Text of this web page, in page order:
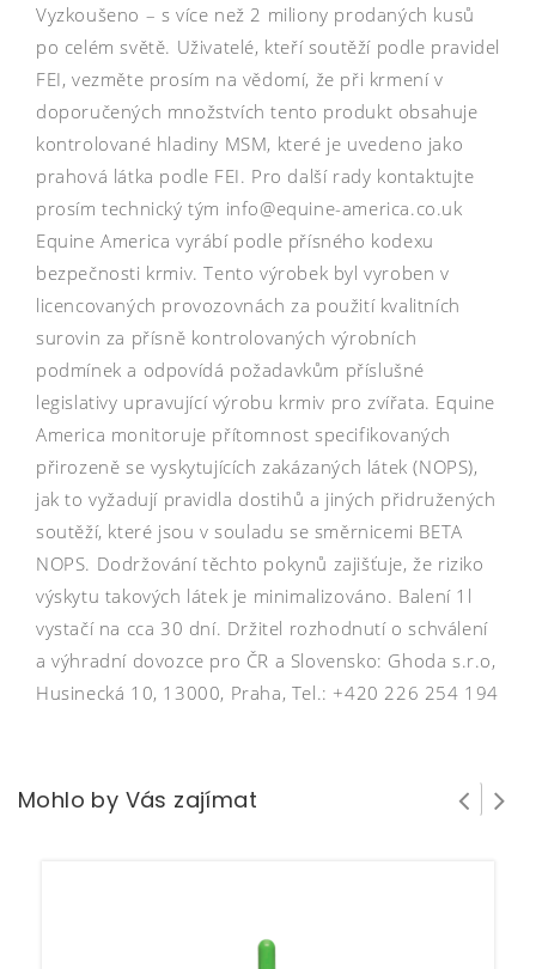
Vyzkoušeno – s více než 2 miliony prodaných kusů
po celém světě. Uživatelé, kteří soutěží podle pravidel
FEI, vezměte prosím na vědomí, že při krmení v
doporučených množstvích tento produkt obsahuje
kontrolované hladiny MSM, které je uvedeno jako
prahová látka podle FEI. Pro další rady kontaktujte
prosím technický tým info@equine-america.co.uk
Equine America vyrábí podle přísného kodexu
bezpečnosti krmiv. Tento výrobek byl vyroben v
licencovaných provozovnách za použití kvalitních
surovin za přísně kontrolovaných výrobních
podmínek a odpovídá požadavkům příslušné
legislativy upravující výrobu krmiv pro zvířata. Equine
America monitoruje přítomnost specifikovaných
přirozeně se vyskytujících zakázaných látek (NOPS),
jak to vyžadují pravidla dostihů a jiných přidružených
soutěží, které jsou v souladu se směrnicemi BETA
NOPS. Dodržování těchto pokynů zajišťuje, že riziko
výskytu takových látek je minimalizováno. Balení 1l
vystačí na cca 30 dní. Držitel rozhodnutí o schválení
a výhradní dovozce pro ČR a Slovensko: Ghoda s.r.o,
Husinecká 10, 13000, Praha, Tel.: +420 226 254 194
Mohlo by Vás zajímat